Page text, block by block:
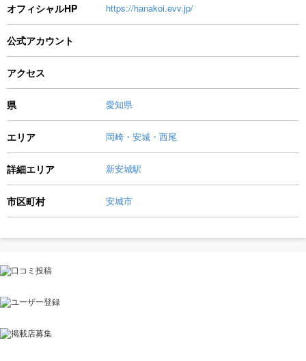
オフィシャルHP https://hanakoi.evv.jp/
公式アカウント
アクセス
県 愛知県
エリア 岡崎・安城・西尾
詳細エリア 新安城駅
市区町村 安城市